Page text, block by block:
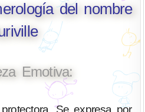
del nombre
Emotiva:
Se expresa por